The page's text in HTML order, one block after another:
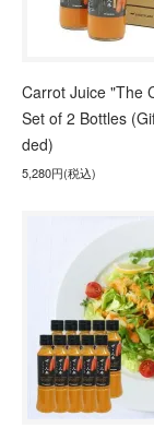
Carrot Juice "The
Set of 2 Bottles
ded)
5,280円(税込)